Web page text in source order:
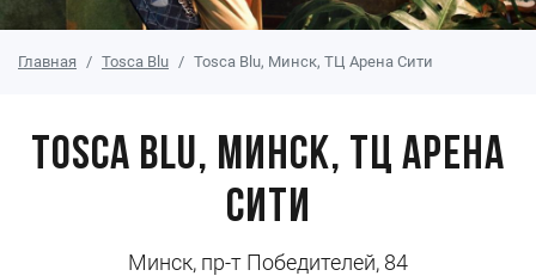
Главная Tosca Blu Tosca Blu, Минск, ТЦ Арена Сити
Tosca Blu, Минск, ТЦ Арена
Сити
Минск, пр-т Победителей, 84